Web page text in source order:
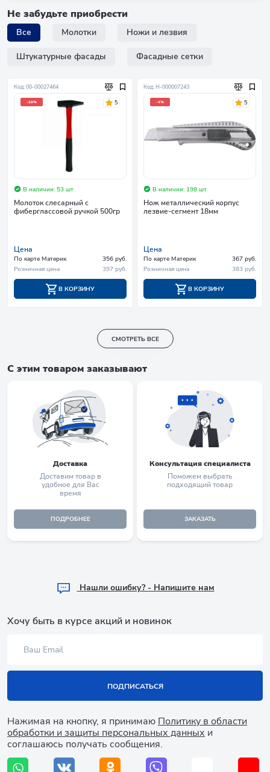
Не забудьте приобрести
Все Молотки Ножи и лезвия
Штукатурные фасады Фасадные сетки
Код: 00-00027464
-10% 5
В наличии: 53 шт
Молоток слесарный с
фиберглассовой ручкой 500гр
Цена
По карте Материк
356 руб.
Розничная цена
397 руб.
В КОРЗИНУ
Код: Н-000007243
-4% 5
В наличии: 198 шт
Нож металлический корпус
лезвие-сегмент 18мм
Цена
По карте Материк
367 руб.
Розничная цена
383 руб.
В КОРЗИНУ
СМОТРЕТЬ ВСЕ
С этим товаром заказывают
Доставка
Доставим товар в
удобное для Вас
время
ПОДРОБНЕЕ
Консультация специалиста
Поможем выбрать
подходящий товар
ЗАКАЗАТЬ
Hашли ошибку? - Напишите нам
Хочу быть в курсе акций и новинок
ПОДПИСАТЬСЯ
Нажимая на кнопку, я принимаю Политику в области
обработки и защиты персональных данных и
соглашаюсь получать сообщения.